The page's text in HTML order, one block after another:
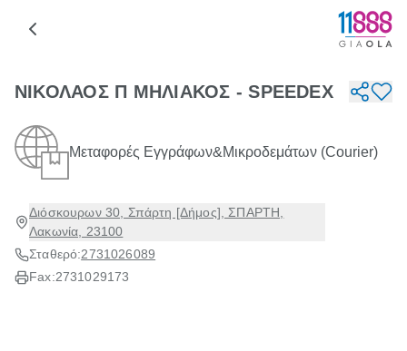
ΝΙΚΟΛΑΟΣ Π ΜΗΛΙΑΚΟΣ - SPEEDEX
Μεταφορές Εγγράφων&Μικροδεμάτων (Courier)
Διόσκουρων 30, Σπάρτη [Δήμος], ΣΠΑΡΤΗ,
Λακωνία, 23100
Σταθερό:2731026089
Fax:2731029173